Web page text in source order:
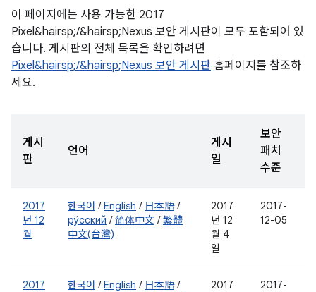
이 페이지에는 사용 가능한 2017
Pixel&hairsp;/&hairsp;Nexus 보안 게시판이 모두 포함되어 있
습니다. 게시판의 전체 목록을 확인하려면
Pixel&hairsp;/&hairsp;Nexus 보안 게시판 홈페이지를 참조하
세요.
게시
판
언어
게시
일
보안
패치
수준
2017
년 12
월
한국어 /English / 日本語/
ру́сский /简体中文 /繁體
中文(台灣)
2017
년 12
월 4
일
2017-
12-05
2017
한국어 /English / 日本語/
2017
2017-